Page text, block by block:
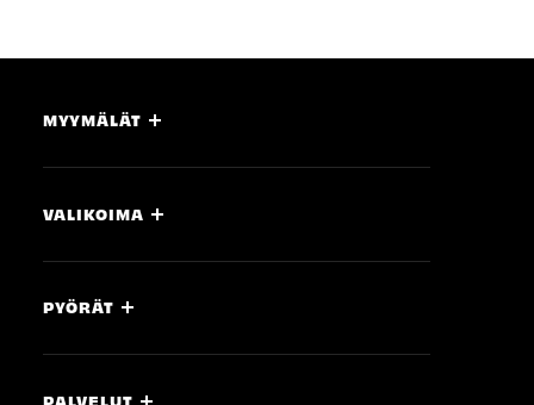
MYYMÄLÄT
VALIKOIMA
PYÖRÄT
PALVELUT